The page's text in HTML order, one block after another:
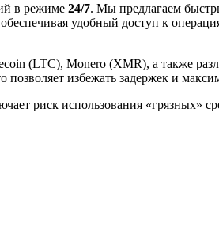
в режиме 24/7. Мы предлагаем
удобный доступ к
(LTC), Monero (XMR), а также
позволяет избежать задержек и
риск использования «грязных»